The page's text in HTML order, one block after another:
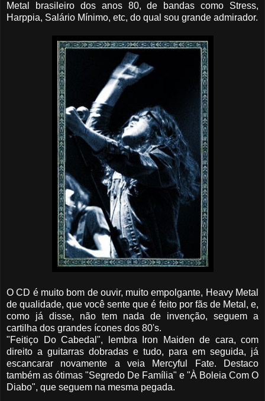
Metal brasileiro dos anos 80, de bandas como Stress,
Harppia, Salário Mínimo, etc, do qual sou grande admirador.
O CD é muito bom de ouvir, muito empolgante, Heavy Metal
de qualidade, que você sente que é feito por fãs de Metal, e,
como já disse, não tem nada de invenção, seguem a
cartilha dos grandes ícones dos 80's.
"Feitiço Do Cabedal", lembra Iron Maiden de cara, com
direito a guitarras dobradas e tudo, para em seguida, já
escancarar novamente a veia Mercyful Fate. Destaco
também as ótimas "Segredo De Família" e "À Boleia Com O
Diabo", que seguem na mesma pegada.